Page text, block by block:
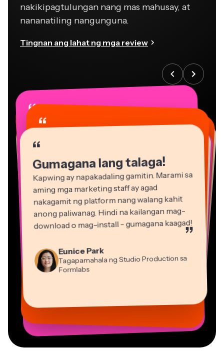
nakikipagtulungan nang mas mahusay, at
nananatiling nangunguna.
Tingnan ang lahat ng mga review
“
Gumagana lang talaga!
Kapwing ay napakadaling gamitin. Marami sa
aming mga marketing staff ay agad
nakagamit ng platform nang walang kahit
anong paliwanag. Hindi na kailangan mag-
download o mag-install - gumagana kaagad!
”
Eunice Park
Tagapamahala ng Studio Production sa
Formlabs
“
CEO sa MOXIE Nashville
“
Co-Founder sa
Panos Papagapiou
“
Gracie Peng
“
Martin James
Editor ng Video
“
“ “
“
Dina Segovia